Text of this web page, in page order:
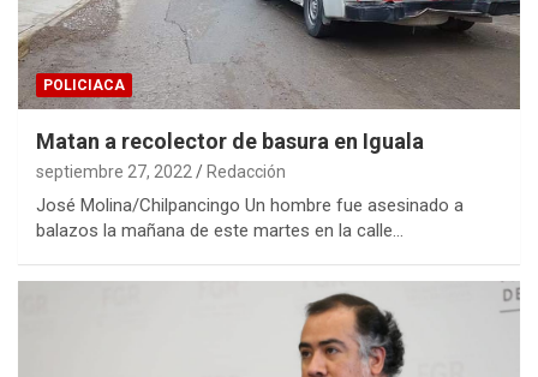
POLICIACA
Matan a recolector de basura en Iguala
septiembre 27, 2022 Redacción
José Molina/Chilpancingo Un hombre fue asesinado a
balazos la mañana de este martes en la calle…